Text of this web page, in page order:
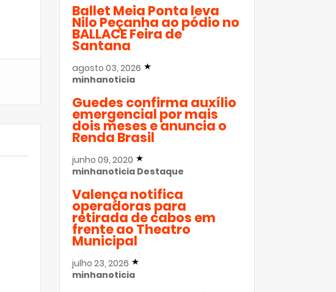
Ballet Meia Ponta leva
Nilo Peçanha ao pódio no
BALLACE Feira de
Santana
agosto 03, 2026
minhanoticia
Guedes confirma auxílio
emergencial por mais
dois meses e anuncia o
Renda Brasil
junho 09, 2020
minhanoticia Destaque
Valença notifica
operadoras para
retirada de cabos em
frente ao Theatro
Municipal
julho 23, 2026
minhanoticia